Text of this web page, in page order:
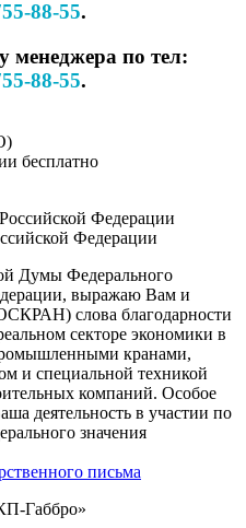
88-55.
менеджера по тел:
88-55.
бесплатно
Федерации
Думы Федерального
выражаю Вам и
слова благодарности
секторе экономики в
кранами,
и специальной техникой
компаний. Особое
деятельность в участии по
значения
письма
Габбро»